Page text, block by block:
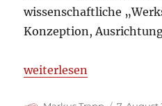
wissenschaftliche
Konzeption,
„Titelrechte sichern:
weiterlesen